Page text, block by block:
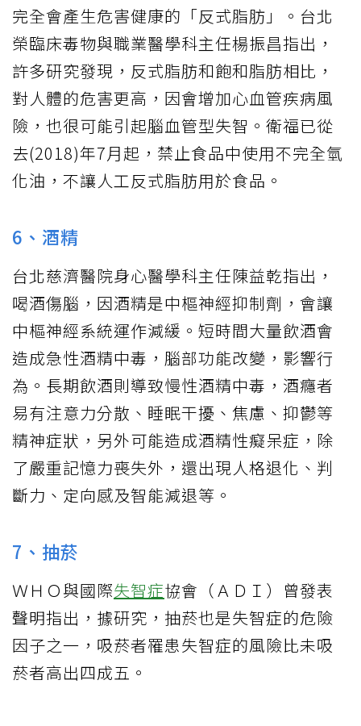
完全會產生危害健康的「反式脂肪」。台北
榮臨床毒物與職業醫學科主任楊振昌指出，
許多研究發現，反式脂肪和飽和脂肪相比，
對人體的危害更高，因會增加心血管疾病風
險，也很可能引起腦血管型失智。衛福已從
去(2018)年7月起，禁止食品中使用不完全氫
化油，不讓人工反式脂肪用於食品。
6、酒精
台北慈濟醫院身心醫學科主任陳益乾指出，
喝酒傷腦，因酒精是中樞神經抑制劑，會讓
中樞神經系統運作減緩。短時間大量飲酒會
造成急性酒精中毒，腦部功能改變，影響行
為。長期飲酒則導致慢性酒精中毒，酒癮者
易有注意力分散、睡眠干擾、焦慮、抑鬱等
精神症狀，另外可能造成酒精性癡呆症，除
了嚴重記憶力喪失外，還出現人格退化、判
斷力、定向感及智能減退等。
7、抽菸
ＷＨＯ與國際失智症協會（ＡＤＩ）曾發表
聲明指出，據研究，抽菸也是失智症的危險
因子之一，吸菸者罹患失智症的風險比未吸
菸者高出四成五。